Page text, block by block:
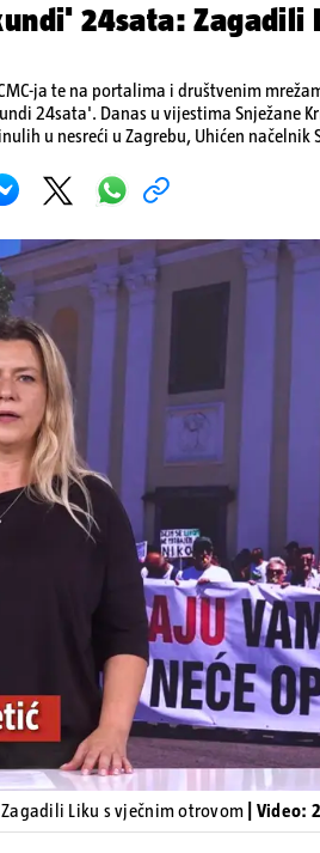
24sata: Zagadili
ja te na portalima i društvenim
24sata'. Danas u vijestima Snježane
u nesreći u Zagrebu, Uhićen načelnik
Pokretanje videa...
Liku s vječnim otrovom | Video: